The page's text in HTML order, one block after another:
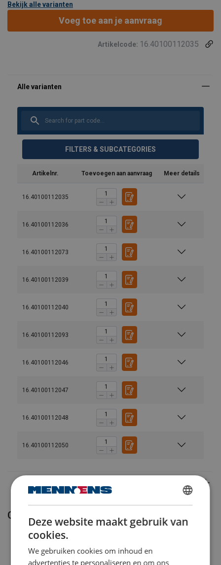
Bekijk alle varianten
Voeg toe aan je aanvraag
Artikelcode: 16.40100112035
FILTERS & SUBCATEGORIES
Artikelnr. Toevoegen aan aanvraag Meer details
16.40100112035
16.40100112036
16.40100112073
16.40100112039
16.40100112040
16.40100112093
16.40100112046
16.40100112047
16.40100112048
16.40100112050
Materiaal:
Gerelateerde producten
DUTCH
ENGLISH TRANSLATION
Deze website maakt gebruik van
cookies.
We gebruiken cookies om inhoud en
advertenties te personaliseren en om ons